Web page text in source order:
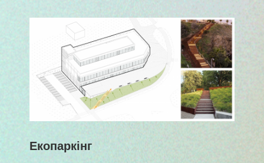
Екопаркінг